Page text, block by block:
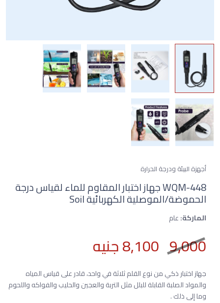
أجهزة البيئة ودرجة الحرارة
WQM-448 جهاز اختبار المقاوم للماء لقياس درجة
الحموضة/الموصلية الكهربائية Soil
الماركة:عام
9,000
جهاز اختبار ذكي من نوع القلم ثلاثة في واحد، قادر على قياس المياه
والمواد الصلبة القابلة للبلل مثل التربة والعجين والحليب والفواكه واللحوم
وما إلى ذلك .